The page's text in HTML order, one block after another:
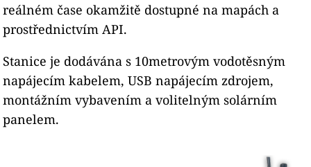
reálném čase okamžitě dostupné na mapách a
prostřednictvím API.
Stanice je dodávána s 10metrovým vodotěsným
napájecím kabelem, USB napájecím zdrojem,
montážním vybavením a volitelným solárním
panelem.